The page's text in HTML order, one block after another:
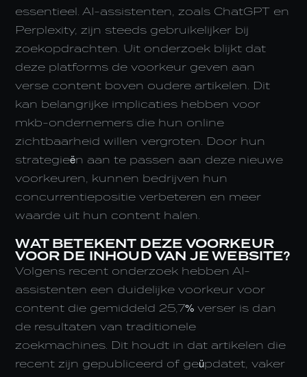
essentieel. AI-assistenten, zoals ChatGPT en
Perplexity, zijn steeds gebruikelijker bij
zoekopdrachten. Uit onderzoek blijkt dat
deze platforms de voorkeur geven aan
verse content boven oudere artikelen. Dit
kan belangrijke implicaties hebben voor
mkb-ondernemers die hun online
zichtbaarheid willen vergroten. Door hun
strategieën aan te passen aan deze nieuwe
voorkeuren, kunnen bedrijven hun
concurrentiepositie verbeteren en meer
waarde uit hun content halen.
WAT BETEKENT DEZE VOORKEUR
VOOR DE INHOUD VAN JE WEBSITE?
Volgens recent onderzoek hebben AI-
assistenten een duidelijke voorkeur voor
content die gemiddeld 25,7% verser is dan
de resultaten van traditionele
zoekmachines. Dit houdt in dat artikelen die
recent zijn gepubliceerd of geüpdatet, vaker